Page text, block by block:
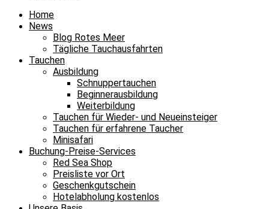
Home
News
Blog Rotes Meer
Tägliche Tauchausfahrten
Tauchen
Ausbildung
Schnuppertauchen
Beginnerausbildung
Weiterbildung
Tauchen für Wieder- und Neueinsteiger
Tauchen für erfahrene Taucher
Minisafari
Buchung-Preise-Services
Red Sea Shop
Preisliste vor Ort
Geschenkgutschein
Hotelabholung kostenlos